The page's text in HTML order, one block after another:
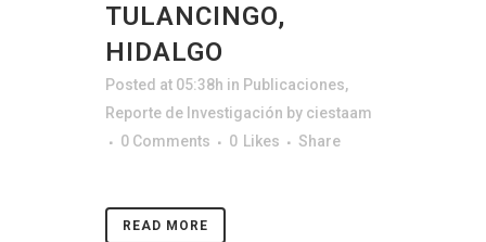
TULANCINGO,
HIDALGO
Posted at 05:38h in Publicaciones,
Reporte de Investigación by ciestaam
0 Comments
0 Likes Share
READ MORE